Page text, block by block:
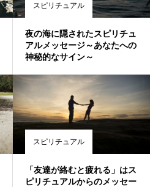
スピリチュアル
夜の海に隠されたスピリチュ
アルメッセージ～あなたへの
神秘的なサイン～
スピリチュアル
「友達が絡むと疲れる」はス
ピリチュアルからのメッセー